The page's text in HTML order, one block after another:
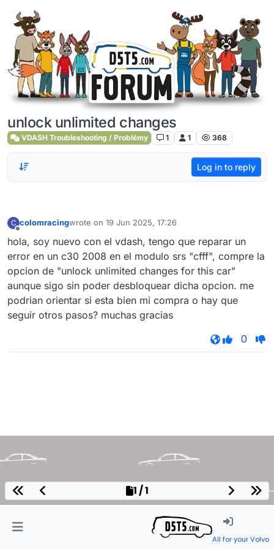
Skip to content
unlock unlimited changes
VDASH Troubleshooting / Problémy 1 1 368
Log in to reply
C colomracingwrote on 19 Jun 2025, 17:26
last edited by
hola, soy nuevo con el vdash, tengo que reparar un
error en un c30 2008 en el modulo srs "cfff", compre la
opcion de "unlock unlimited changes for this car"
aunque sigo sin poder desbloquear dicha opcion. me
podrian orientar si esta bien mi compra o hay que
seguir otros pasos? muchas gracias
0
1 / 1
All for your Volvo